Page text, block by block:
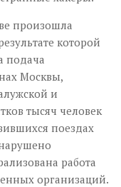
произошла
которой
подача
Москвы,
и
тысяч человек
поездах
работа
организаций.